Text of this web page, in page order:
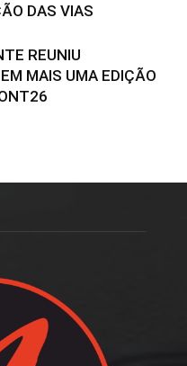
DAS VIAS
REUNIU
MAIS UMA EDIÇÃO